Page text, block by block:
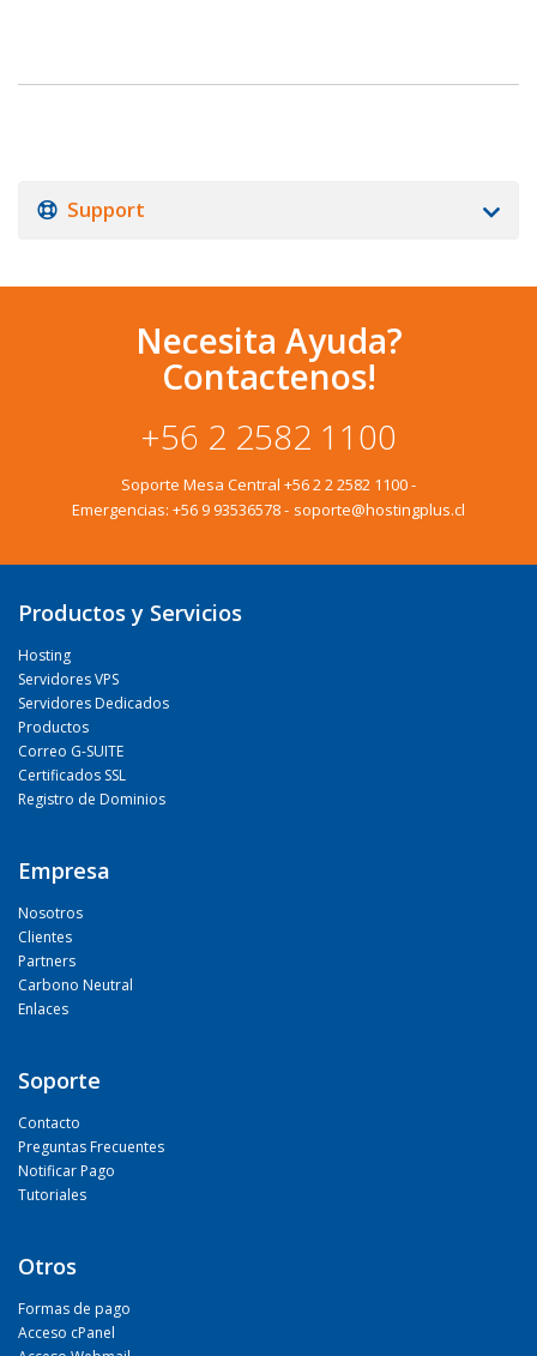
Support
Necesita Ayuda?
Contactenos!
+56 2 2582 1100
Soporte Mesa Central +56 2 2 2582 1100-
Emergencias: +56 9 93536578- soporte@hostingplus.cl
Productos y Servicios
Hosting
Servidores VPS
Servidores Dedicados
Productos
Correo G-SUITE
Certificados SSL
Registro de Dominios
Empresa
Nosotros
Clientes
Partners
Carbono Neutral
Enlaces
Soporte
Contacto
Preguntas Frecuentes
Notificar Pago
Tutoriales
Otros
Formas de pago
Acceso cPanel